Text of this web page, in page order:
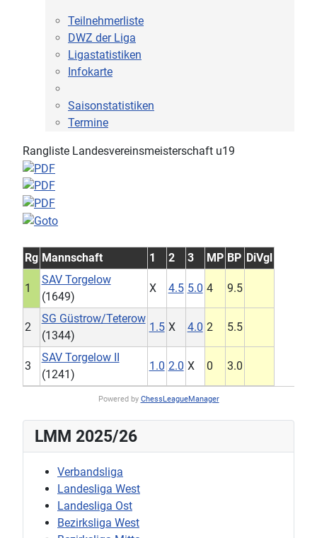
Teilnehmerliste
DWZ der Liga
Ligastatistiken
Infokarte
Saisonstatistiken
Termine
Rangliste Landesvereinsmeisterschaft u19
Rg Mannschaft 1 2 3 MP BP DiVgl
1
SAV Torgelow
(1649)
X 4.5 5.0 4 9.5
2
SG Güstrow/Teterow
(1344)
1.5 X 4.0 2 5.5
3
SAV Torgelow II
(1241)
1.0 2.0 X 0 3.0
Powered by ChessLeagueManager
LMM 2025/26
Verbandsliga
Landesliga West
Landesliga Ost
Bezirksliga West